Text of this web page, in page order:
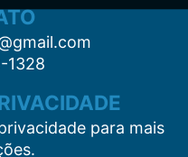
1328
para mais